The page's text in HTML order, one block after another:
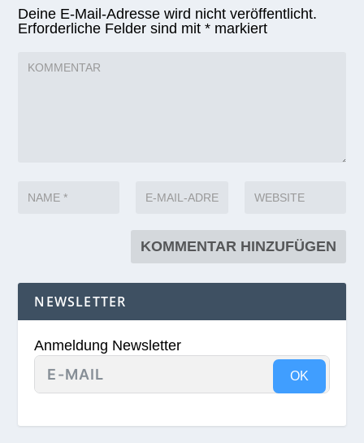
Deine E-Mail-Adresse wird nicht veröffentlicht.
Erforderliche Felder sind mit* markiert
NEWSLETTER
Anmeldung Newsletter
OK